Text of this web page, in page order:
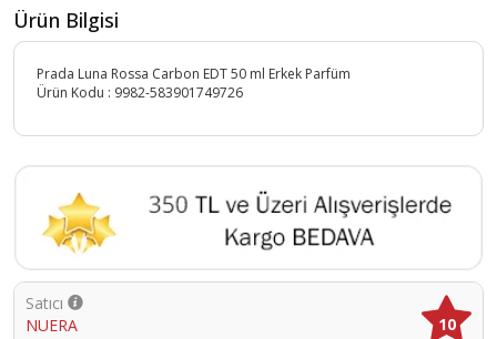
Ürün Bilgisi
Prada Luna Rossa Carbon EDT 50 ml Erkek Parfüm
Ürün Kodu : 9982-583901749726
Satıcı
NUERA
10